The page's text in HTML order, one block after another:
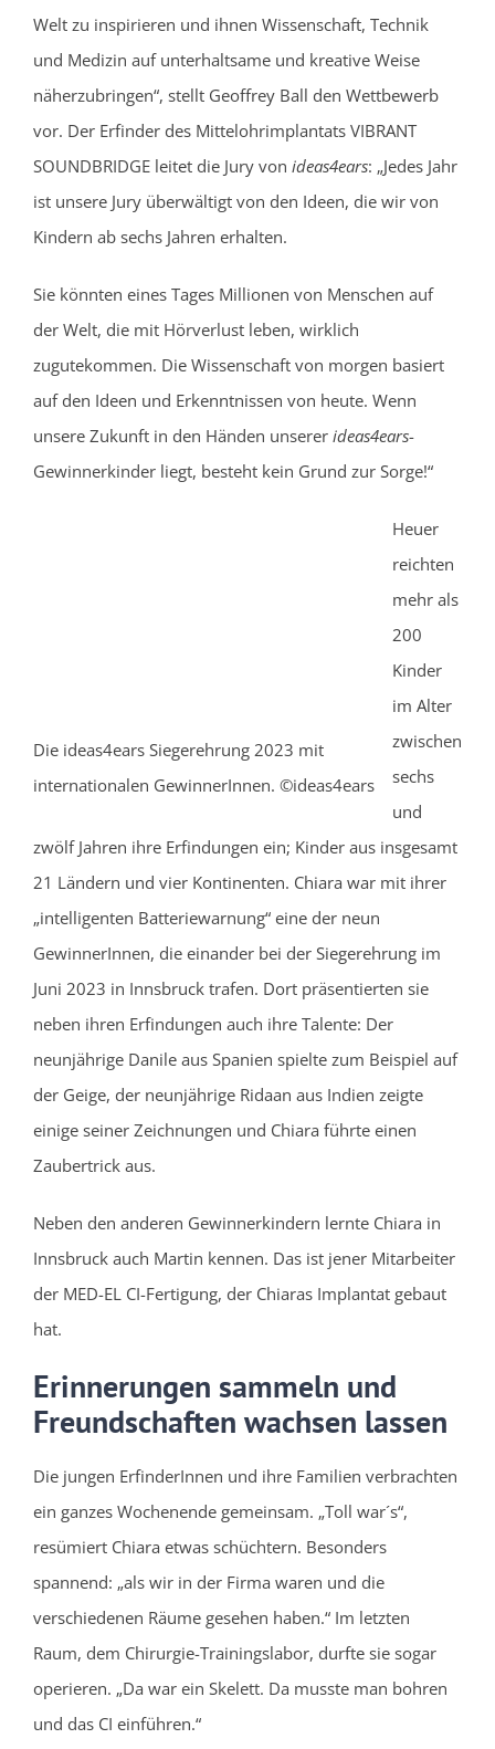
Welt zu inspirieren und ihnen Wissenschaft, Technik
und Medizin auf unterhaltsame und kreative Weise
näherzubringen“, stellt Geoffrey Ball den Wettbewerb
vor. Der Erfinder des Mittelohrimplantats VIBRANT
SOUNDBRIDGE leitet die Jury von ideas4ears: „Jedes Jahr
ist unsere Jury überwältigt von den Ideen, die wir von
Kindern ab sechs Jahren erhalten.
Sie könnten eines Tages Millionen von Menschen auf
der Welt, die mit Hörverlust leben, wirklich
zugutekommen. Die Wissenschaft von morgen basiert
auf den Ideen und Erkenntnissen von heute. Wenn
unsere Zukunft in den Händen unserer ideas4ears-
Gewinnerkinder liegt, besteht kein Grund zur Sorge!“
Die ideas4ears Siegerehrung 2023 mit
internationalen GewinnerInnen. ©ideas4ears
Heuer
reichten
mehr als
200
Kinder
im Alter
zwischen
sechs
und
zwölf Jahren ihre Erfindungen ein; Kinder aus insgesamt
21 Ländern und vier Kontinenten. Chiara war mit ihrer
„intelligenten Batteriewarnung“ eine der neun
GewinnerInnen, die einander bei der Siegerehrung im
Juni 2023 in Innsbruck trafen. Dort präsentierten sie
neben ihren Erfindungen auch ihre Talente: Der
neunjährige Danile aus Spanien spielte zum Beispiel auf
der Geige, der neunjährige Ridaan aus Indien zeigte
einige seiner Zeichnungen und Chiara führte einen
Zaubertrick aus.
Neben den anderen Gewinnerkindern lernte Chiara in
Innsbruck auch Martin kennen. Das ist jener Mitarbeiter
der MED-EL CI-Fertigung, der Chiaras Implantat gebaut
hat.
Erinnerungen sammeln und
Freundschaften wachsen lassen
Die jungen ErfinderInnen und ihre Familien verbrachten
ein ganzes Wochenende gemeinsam. „Toll war´s“,
resümiert Chiara etwas schüchtern. Besonders
spannend: „als wir in der Firma waren und die
verschiedenen Räume gesehen haben.“ Im letzten
Raum, dem Chirurgie-Trainingslabor, durfte sie sogar
operieren. „Da war ein Skelett. Da musste man bohren
und das CI einführen.“